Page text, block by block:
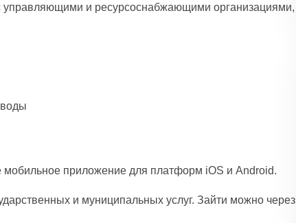
управляющими и ресурсоснабжающими организациями,
мобильное приложение для платформ iOS и Android.
и муниципальных услуг. Зайти можно через